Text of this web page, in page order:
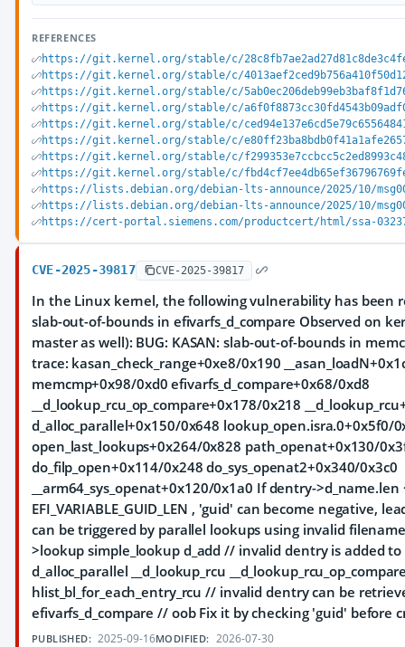
REFERENCES
https://git.kernel.org/stable/c/
https://git.kernel.org/stable/c/
https://git.kernel.org/stable/c/
https://git.kernel.org/stable/c/
https://git.kernel.org/stable/c/
https://git.kernel.org/stable/c/
https://git.kernel.org/stable/c/
https://git.kernel.org/stable/c/
https://lists.debian.org/debian-lts-announce/2025/10/
https://lists.debian.org/debian-lts-announce/2025/10/
https://cert-portal.siemens.com/productcert/html/ssa-
CVE-2025-39817 CVE-2025-39817
In the Linux kernel, the following vulnerability has been
slab-out-of-bounds in efivarfs_d_compare Observed on
master as well): BUG: KASAN: slab-out-of-bounds in
trace: kasan_check_range+0xe8/0x190
memcmp+0x98/0xd0 efivarfs_d_compare+0x68/0xd8
__d_lookup_rcu_op_compare+0x178/0x218
d_alloc_parallel+0x150/0x648 lookup_open.isra.0+0x5f0/
open_last_lookups+0x264/0x828 path_openat+0x130/
do_filp_open+0x114/0x248 do_sys_openat2+0x340/0x3c0
__arm64_sys_openat+0x120/0x1a0 If dentry->d_name.len
EFI_VARIABLE_GUID_LEN , 'guid' can become negative,
can be triggered by parallel lookups using invalid
>lookup simple_lookup d_add // invalid dentry is added
d_alloc_parallel __d_lookup_rcu
hlist_bl_for_each_entry_rcu // invalid dentry can be
efivarfs_d_compare // oob Fix it by checking 'guid' before
PUBLISHED: 2025-09-16MODIFIED: 2026-07-30